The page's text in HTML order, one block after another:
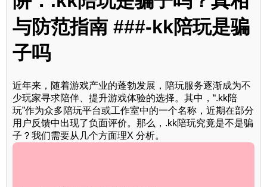
与防范指南 ###-kk陪玩是骗
子吗
近年来，随着游戏产业的蓬勃发展，陪玩服务逐渐成为不
少玩家寻求陪伴、提升游戏体验的选择。其中，“.kk陪
玩”作为众多陪玩平台或工作室中的一个名称，近期在部分
用户反馈中出现了负面评价。那么，.kk陪玩究竟是不是骗
子？我们需要从几个方面理X 分析。